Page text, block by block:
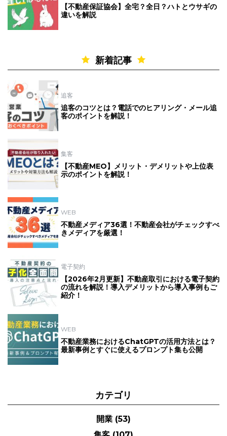
【不動産保証協会】全宅？全日？ハトとウサギの
違いを解説
新着記事
追客
追客のコツとは？電話でのヒアリング・メール追
客のポイントを解説！
集客
【不動産MEO】メリット・デメリットや上位表
示のポイントを解説！
WEB
不動産メディア36選！不動産会社がチェックすべ
きメディアを厳選！
電子契約
【2026年2月更新】不動産取引における電子契約
の流れを解説！導入デメリットから導入事例もご
紹介！
WEB
不動産業務におけるChatGPTの活用方法とは？
最新事例とすぐに使えるプロンプト集も公開
カテゴリ
開業 (53)